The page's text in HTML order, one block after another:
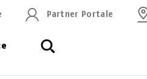
Partner Portale